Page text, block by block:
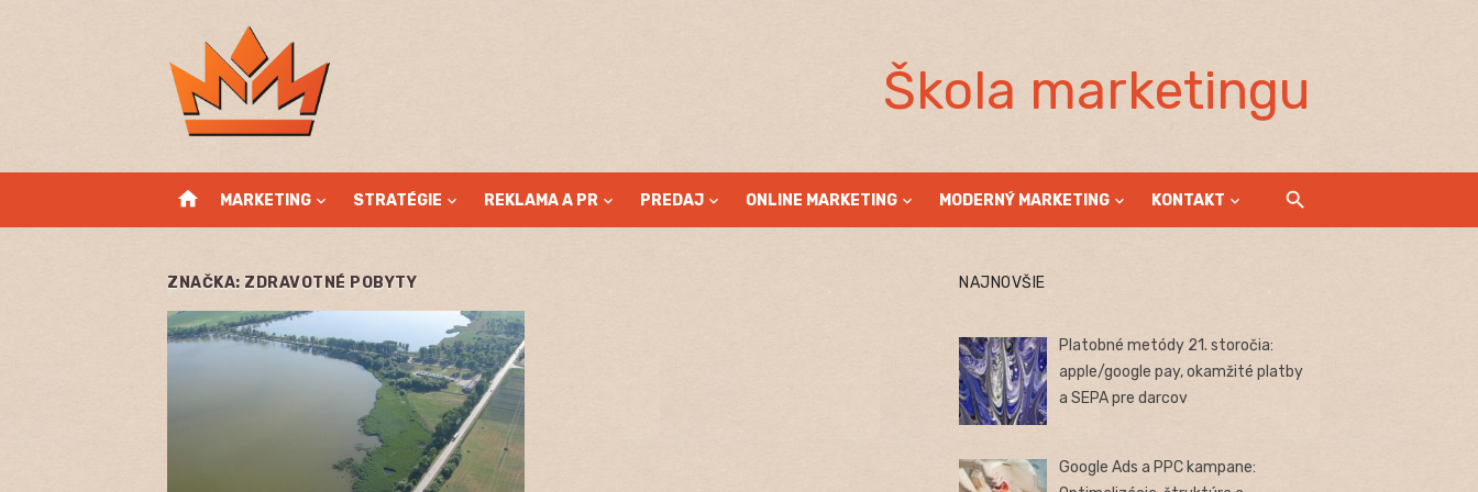
Škola marketingu
home MARKETING STRATÉGIE REKLAMA A PR PREDAJ ONLINE MARKETING MODERNÝ MARKETING KONTAKT
ZNAČKA: ZDRAVOTNÉ POBYTY NAJNOVŠIE
Platobné metódy 21. storočia:
apple/google pay, okamžité platby
a SEPA pre darcov
Google Ads a PPC kampane: